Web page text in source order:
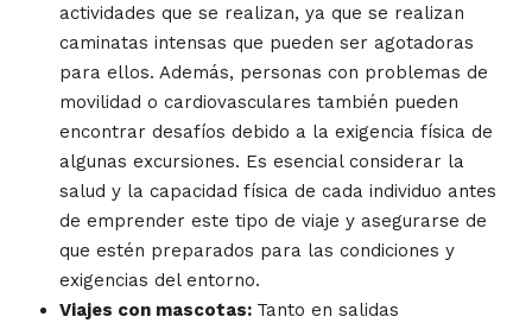
actividades que se realizan, ya que se realizan
caminatas intensas que pueden ser agotadoras
para ellos. Además, personas con problemas de
movilidad o cardiovasculares también pueden
encontrar desafíos debido a la exigencia física de
algunas excursiones. Es esencial considerar la
salud y la capacidad física de cada individuo antes
de emprender este tipo de viaje y asegurarse de
que estén preparados para las condiciones y
exigencias del entorno.
Viajes con mascotas: Tanto en salidas